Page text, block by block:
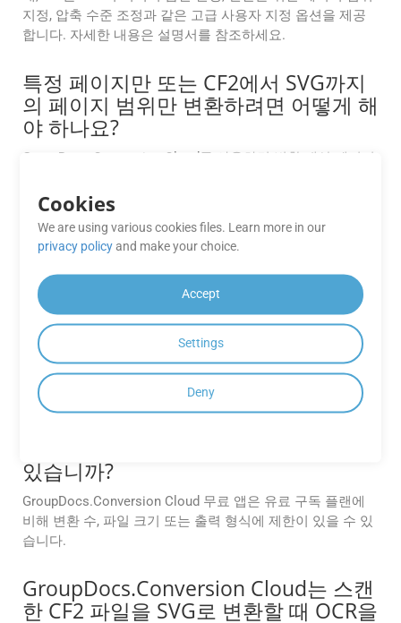
지정, 압축 수준 조정과 같은 고급 사용자 지정 옵션을 제공
합니다. 자세한 내용은 설명서를 참조하세요.
특정 페이지만 또는 CF2에서 SVG까지
의 페이지 범위만 변환하려면 어떻게 해
야 하나요?
GroupDocs.Conversion Cloud를 사용하면 변환 대상 페이지
개변수를 사용하여 특정 페이지(예: 1, 3, 5) 또는 페이지 범위
(예: 2~6)를 선택할 수 있습니다.
사용하여 수행할 수 있는 변환 수에 제
한이 있습니까?
GroupDocs.Conversion Cloud API는 구독 계획에 따라 유연
한 전환 제한을 제공합니다. 변환 제한에 대한 자세한 내용은
GroupDocs 지원팀에 문의하세요.
있습니까?
GroupDocs.Conversion Cloud 무료 앱은 유료 구독 플랜에
비해 변환 수, 파일 크기 또는 출력 형식에 제한이 있을 수 있
습니다.
GroupDocs.Conversion Cloud는 스캔
한 CF2 파일을 SVG로 변환할 때 OCR을
Cookies
We are using various cookies files. Learn more in our
privacy policyand make your choice.
Accept
Settings
Deny